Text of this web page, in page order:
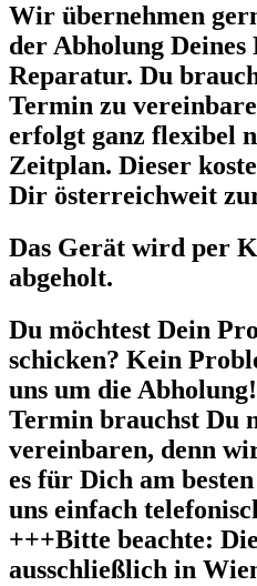
Wir übernehmen
der Abholung
Reparatur. Du
Termin zu
erfolgt ganz flexibel
Zeitplan. Dieser
Dir österreichweit
Das Gerät wird per
abgeholt.
Du möchtest Dein
schicken? Kein
uns um die
Termin brauchst Du
vereinbaren, denn
es für Dich am
uns einfach
+++Bitte beachte:
ausschließlich in